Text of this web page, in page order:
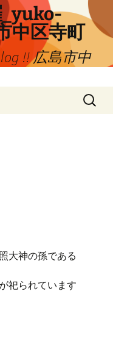
_yuko-
区寺町
!! 広島市中
検
索:
大神の孫である
祀られています